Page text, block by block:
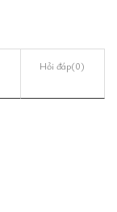
Hỏi đáp(0)